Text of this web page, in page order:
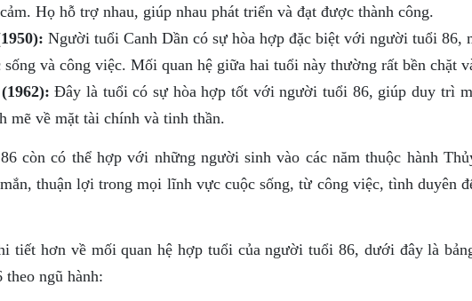
Họ hỗ trợ nhau, giúp nhau phát triển và đạt được thành công.
Người tuổi Canh Dần có sự hòa hợp đặc biệt với người tuổi 86,
và công việc. Mối quan hệ giữa hai tuổi này thường rất bền chặt
Đây là tuổi có sự hòa hợp tốt với người tuổi 86, giúp duy trì
mẽ về mặt tài chính và tinh thần.
còn có thể hợp với những người sinh vào các năm thuộc hành
thuận lợi trong mọi lĩnh vực cuộc sống, từ công việc, tình duyên
tiết hơn về mối quan hệ hợp tuổi của người tuổi 86, dưới đây là
ngũ hành: